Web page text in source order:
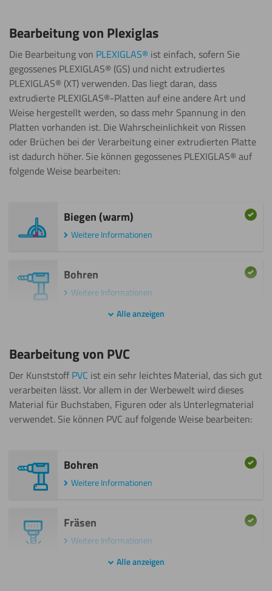
Bearbeitung von Plexiglas
Die Bearbeitung von PLEXIGLAS® ist einfach, sofern Sie
gegossenes PLEXIGLAS® (GS) und nicht extrudiertes
PLEXIGLAS® (XT) verwenden. Das liegt daran, dass
extrudierte PLEXIGLAS®-Platten auf eine andere Art und
Weise hergestellt werden, so dass mehr Spannung in den
Platten vorhanden ist. Die Wahrscheinlichkeit von Rissen
oder Brüchen bei der Verarbeitung einer extrudierten Platte
ist dadurch höher. Sie können gegossenes PLEXIGLAS® auf
folgende Weise bearbeiten:
Biegen (warm)
Weitere Informationen
Bohren
Weitere Informationen
Weitere Informationen
Gravieren
Weitere Informationen
Weitere Informationen
Weitere Informationen
Alle anzeigen
Bearbeitung von PVC
Der Kunststoff PVC ist ein sehr leichtes Material, das sich gut
verarbeiten lässt. Vor allem in der Werbewelt wird dieses
Material für Buchstaben, Figuren oder als Unterlegmaterial
verwendet. Sie können PVC auf folgende Weise bearbeiten:
Bohren
Weitere Informationen
Fräsen
Weitere Informationen
Alle anzeigen